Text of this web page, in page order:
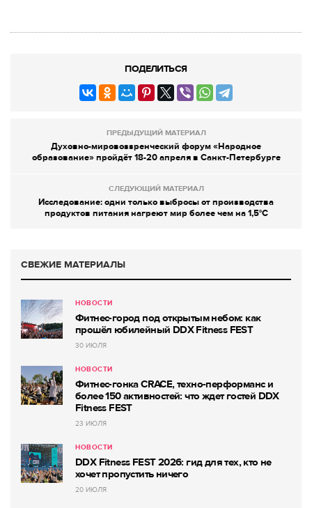
ПОДЕЛИТЬСЯ
ПРЕДЫДУЩИЙ МАТЕРИАЛ
Духовно-мировоззренческий форум «Народное
образование» пройдёт 18-20 апреля в Санкт-Петербурге
СЛЕДУЮЩИЙ МАТЕРИАЛ
Исследование: одни только выбросы от производства
продуктов питания нагреют мир более чем на 1,5°C
СВЕЖИЕ МАТЕРИАЛЫ
НОВОСТИ
Фитнес-город под открытым небом: как
прошёл юбилейный DDX Fitness FEST
30 ИЮЛЯ
НОВОСТИ
Фитнес-гонка CRACE, техно-перформанс и
более 150 активностей: что ждет гостей DDX
Fitness FEST
23 ИЮЛЯ
НОВОСТИ
DDX Fitness FEST 2026: гид для тех, кто не
хочет пропустить ничего
20 ИЮЛЯ